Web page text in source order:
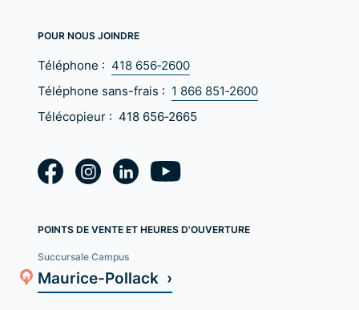
POUR NOUS JOINDRE
Téléphone : 418 656‑2600
Téléphone sans-frais : 1 866 851‑2600
Télécopieur : 418 656‑2665
POINTS DE VENTE ET HEURES D'OUVERTURE
Succursale Campus
Maurice-Pollack ›